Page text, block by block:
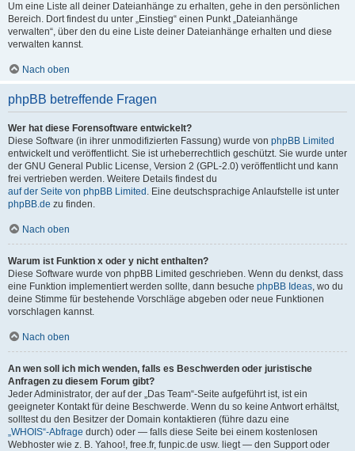
Um eine Liste all deiner Dateianhänge zu erhalten, gehe in den persönlichen
Bereich. Dort findest du unter „Einstieg“ einen Punkt „Dateianhänge
verwalten“, über den du eine Liste deiner Dateianhänge erhalten und diese
verwalten kannst.
Nach oben
phpBB betreffende Fragen
Wer hat diese Forensoftware entwickelt?
Diese Software (in ihrer unmodifizierten Fassung) wurde von phpBB Limited
entwickelt und veröffentlicht. Sie ist urheberrechtlich geschützt. Sie wurde unter
der GNU General Public License, Version 2 (GPL-2.0) veröffentlicht und kann
frei vertrieben werden. Weitere Details findest du
auf der Seite von phpBB Limited . Eine deutschsprachige Anlaufstelle ist unter
phpBB.de zu finden.
Nach oben
Warum ist Funktion x oder y nicht enthalten?
Diese Software wurde von phpBB Limited geschrieben. Wenn du denkst, dass
eine Funktion implementiert werden sollte, dann besuche phpBB Ideas, wo du
deine Stimme für bestehende Vorschläge abgeben oder neue Funktionen
vorschlagen kannst.
Nach oben
An wen soll ich mich wenden, falls es Beschwerden oder juristische
Anfragen zu diesem Forum gibt?
Jeder Administrator, der auf der „Das Team“-Seite aufgeführt ist, ist ein
geeigneter Kontakt für deine Beschwerde. Wenn du so keine Antwort erhältst,
solltest du den Besitzer der Domain kontaktieren (führe dazu eine
„WHOIS“-Abfrage durch) oder — falls diese Seite bei einem kostenlosen
Webhoster wie z. B. Yahoo!, free.fr, funpic.de usw. liegt — den Support oder